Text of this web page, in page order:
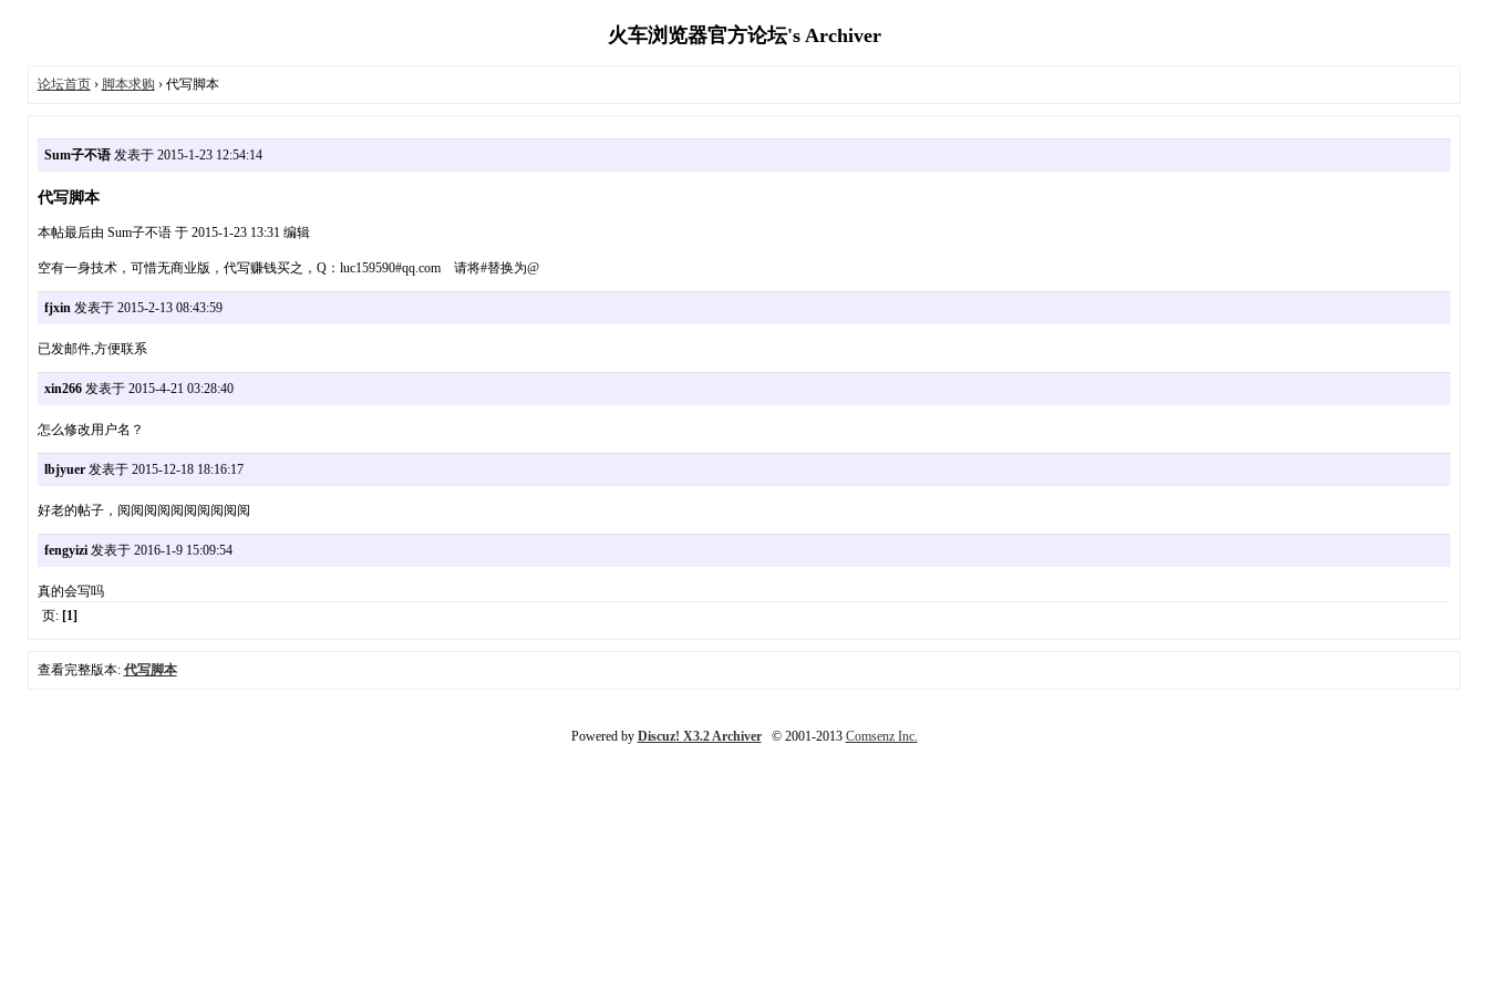
火车浏览器官方论坛's Archiver
论坛首页› 脚本求购 › 代写脚本
Sum子不语发表于 2015-1-23 12:54:14
代写脚本
本帖最后由 Sum子不语 于 2015-1-23 13:31 编辑
空有一身技术，可惜无商业版，代写赚钱买之，Q：luc159590#qq.com 请将#替换为@
fjxin发表于 2015-2-13 08:43:59
已发邮件,方便联系
xin266发表于 2015-4-21 03:28:40
怎么修改用户名？
lbjyuer发表于 2015-12-18 18:16:17
好老的帖子，阅阅阅阅阅阅阅阅阅阅
fengyizi发表于 2016-1-9 15:09:54
真的会写吗
页: [1]
查看完整版本: 代写脚本
Powered by Discuz! X3.2 Archiver© 2001-2013 Comsenz Inc.